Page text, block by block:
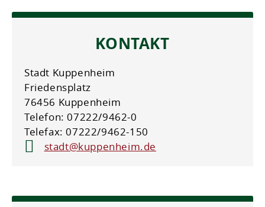
KONTAKT
Stadt Kuppenheim
Friedensplatz
76456 Kuppenheim
Telefon: 07222/9462-0
Telefax: 07222/9462-150
stadt@kuppenheim.de